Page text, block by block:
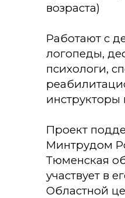
возраста)
Работают с
логопеды,
психологи,
Проект
Минтрудом
Тюменская
участвует в
Областной